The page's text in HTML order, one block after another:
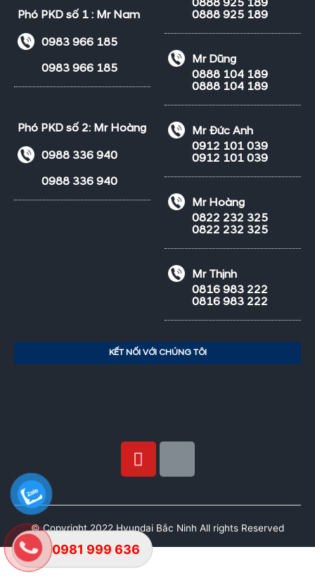
Phó PKD số 1 : Mr Nam
0983 966 185
0983 966 185
Phó PKD số 2: Mr Hoàng
0988 336 940
0988 336 940
0888 925 189
0888 925 189
Mr Dũng
0888 104 189
0888 104 189
Mr Đức Anh
0912 101 039
0912 101 039
Mr Hoàng
0822 232 325
0822 232 325
Mr Thịnh
0816 983 222
0816 983 222
KẾT NỐI VỚI CHÚNG TÔI
© Copyright 2022 Hyundai Bắc Ninh All rights Reserved
0981 999 636